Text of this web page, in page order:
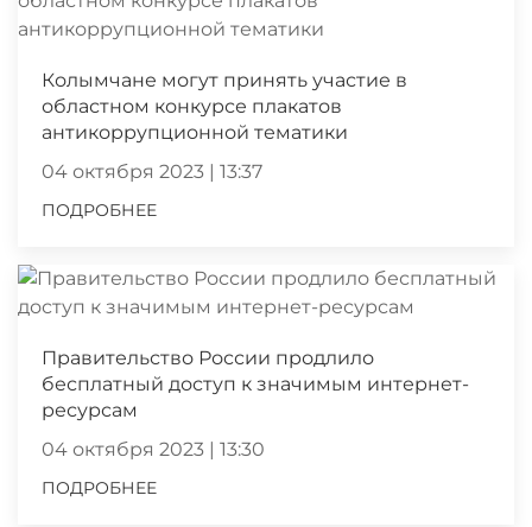
Колымчане могут принять участие в
областном конкурсе плакатов
антикоррупционной тематики
04 октября 2023 | 13:37
ПОДРОБНЕЕ
Правительство России продлило
бесплатный доступ к значимым интернет-
ресурсам
04 октября 2023 | 13:30
ПОДРОБНЕЕ